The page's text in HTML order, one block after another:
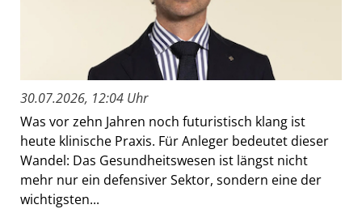
30.07.2026, 12:04 Uhr
Was vor zehn Jahren noch futuristisch klang ist
heute klinische Praxis. Für Anleger bedeutet dieser
Wandel: Das Gesundheitswesen ist längst nicht
mehr nur ein defensiver Sektor, sondern eine der
wichtigsten...